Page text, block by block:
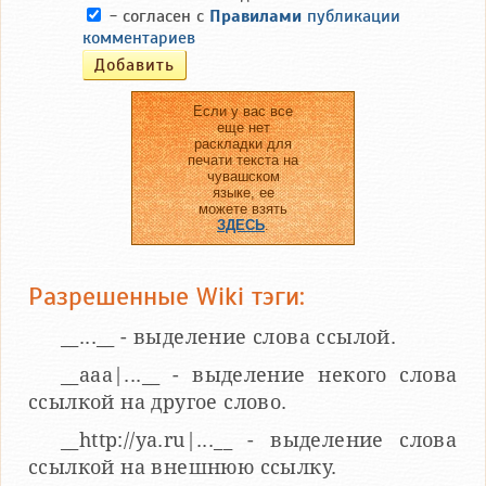
- согласен с Правилами публикации
комментариев
Если у вас все
еще нет
раскладки для
печати текста на
чувашском
языке, ее
можете взять
ЗДЕСЬ.
Разрешенные Wiki тэги:
__...__ - выделение слова ссылой.
__aaa|...__ - выделение некого слова
ссылкой на другое слово.
__http://ya.ru|...__ - выделение слова
ссылкой на внешнюю ссылку.